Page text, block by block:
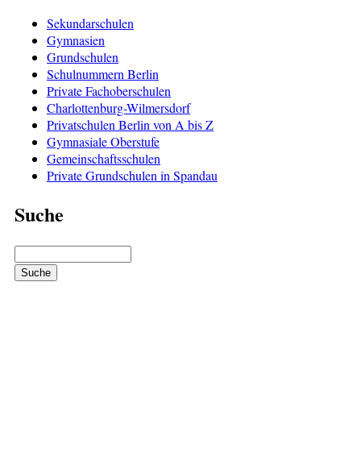
Sekundarschulen
Gymnasien
Grundschulen
Schulnummern Berlin
Private Fachoberschulen
Charlottenburg-Wilmersdorf
Privatschulen Berlin von A bis Z
Gymnasiale Oberstufe
Gemeinschaftsschulen
Private Grundschulen in Spandau
Suche